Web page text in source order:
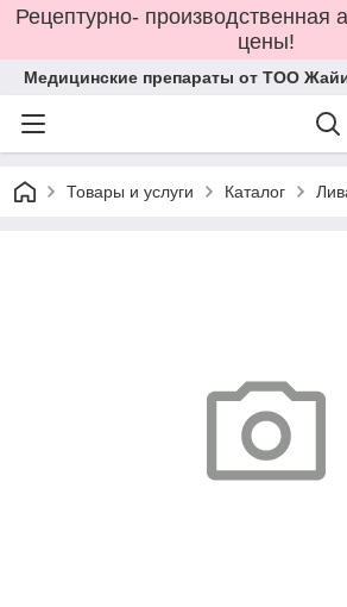
Рецептурно- производственная
цены!
Медицинские препараты от ТОО
Товары и услуги Каталог